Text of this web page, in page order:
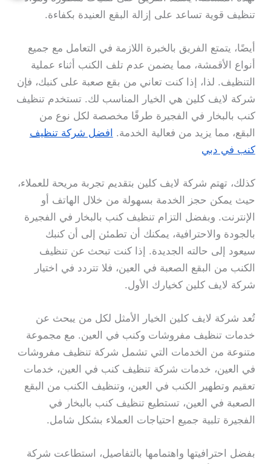
تنظيف قوية تساعد على إزالة البقع العنيدة بكفاءة.
أيضًا، يتمتع الفريق بالخبرة اللازمة في التعامل مع جميع
أنواع الأقمشة، مما يضمن عدم تلف الكنب أثناء عملية
التنظيف. لذا، إذا كنت تعاني من بقع صعبة على كنبك، فإن
شركة لايف كلين هي الخيار المناسب لك. تستخدم تنظيف
كنب بالبخار في الفجيرة طرقًا مخصصة لكل نوع من
البقع، مما يزيد من فعالية الخدمة.
افضل شركة تنظيف
كنب في دبي
كذلك، تهتم شركة لايف كلين بتقديم تجربة مريحة للعملاء،
حيث يمكن حجز الخدمة بسهولة من خلال الهاتف أو
الإنترنت. وبفضل التزام تنظيف كنب بالبخار في الفجيرة
بالجودة والاحترافية، يمكنك أن تطمئن إلى أن كنبك
سيعود إلى حالته الجديدة. إذا كنت تبحث عن تنظيف
الكنب من البقع الصعبة في العين، فلا تتردد في اختيار
شركة لايف كلين كخيارك الأول.
تُعد شركة لايف كلين الخيار الأمثل لكل من يبحث عن
خدمات تنظيف مفروشات وكنب في العين. مع مجموعة
متنوعة من الخدمات التي تشمل شركة تنظيف مفروشات
في العين، خدمات شركة تنظيف كنب في العين، خدمات
تعقيم وتطهير الكنب في العين، وتنظيف الكنب من البقع
الصعبة في العين، تستطيع تنظيف كنب بالبخار في
الفجيرة تلبية جميع احتياجات العملاء بشكل شامل.
بفضل احترافيتها واهتمامها بالتفاصيل، استطاعت شركة